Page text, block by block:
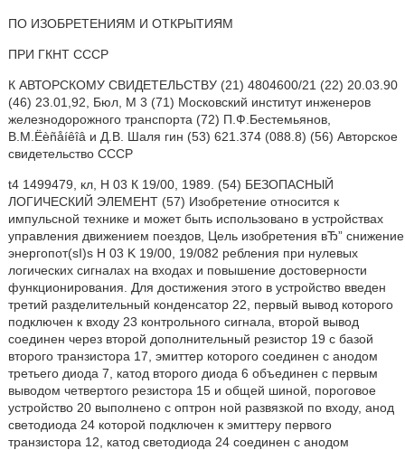
ПО ИЗОБРЕТЕНИЯМ И ОТКРЫТИЯМ
ПРИ ГКНТ СССР
К АВТОРСКОМУ СВИДЕТЕЛЬСТВУ (21) 4804600/21 (22) 20.03.90
(46) 23.01,92, Бюл, М 3 (71) Московский институт инженеров
железнодорожного транспорта (72) П.Ф.Бестемьянов,
В.M.Ëèñåíêîâ и Д.В. Шаля гин (53) 621.374 (088.8) (56) Авторское
свидетельство СССР
t4 1499479, кл, Н 03 К 19/00, 1989. (54) БЕЗОПАСНЫЙ
ЛОГИЧЕСКИЙ ЭЛЕМЕНТ (57) Изобретение относится к
импульсной технике и может быть использовано в устройствах
управления движением поездов, Цель изобретения вЂ” снижение
энергопот(sI)s Н 03 K 19/00, 19/082 ребления при нулевых
логических сигналах на входах и повышение достоверности
функционирования. Для достижения этого в устройство введен
третий разделительный конденсатор 22, первый вывод которого
подключен к входу 23 контрольного сигнала, второй вывод
соединен через второй дополнительный резистор 19 с базой
второго транзистора 17, эмиттер которого соединен с анодом
третьего диода 7, катод второго диода 6 объединен с первым
выводом четвертого резистора 15 и общей шиной, пороговое
устройство 20 выполнено с оптрон ной развязкой по входу, анод
светодиода 24 которой подключен к эмиттеру первого
транзистора 12, катод светодиода 24 соединен с анодом